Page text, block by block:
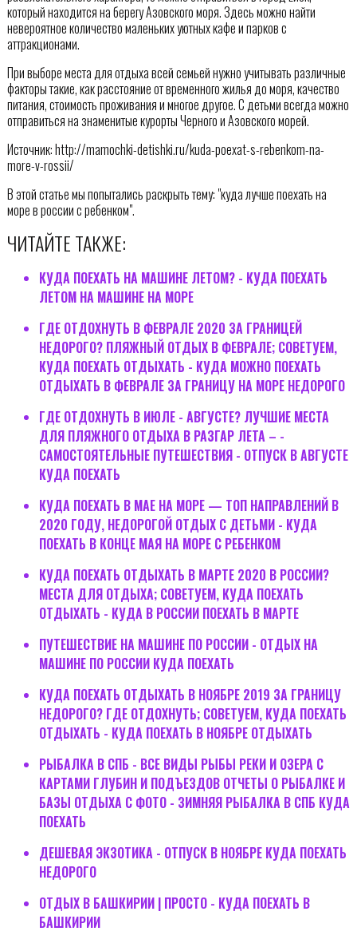
который находится на берегу Азовского моря. Здесь можно найти
невероятное количество маленьких уютных кафе и парков с
аттракционами.
При выборе места для отдыха всей семьей нужно учитывать различные
факторы такие, как расстояние от временного жилья до моря, качество
питания, стоимость проживания и многое другое. С детьми всегда можно
отправиться на знаменитые курорты Черного и Азовского морей.
Источник: http://mamochki-detishki.ru/kuda-poexat-s-rebenkom-na-
more-v-rossii/
В этой статье мы попытались раскрыть тему: "куда лучше поехать на
море в россии с ребенком".
ЧИТАЙТЕ ТАКЖЕ:
КУДА ПОЕХАТЬ НА МАШИНЕ ЛЕТОМ? - КУДА ПОЕХАТЬ
ЛЕТОМ НА МАШИНЕ НА МОРЕ
ГДЕ ОТДОХНУТЬ В ФЕВРАЛЕ 2020 ЗА ГРАНИЦЕЙ
НЕДОРОГО? ПЛЯЖНЫЙ ОТДЫХ В ФЕВРАЛЕ; СОВЕТУЕМ,
КУДА ПОЕХАТЬ ОТДЫХАТЬ - КУДА МОЖНО ПОЕХАТЬ
ОТДЫХАТЬ В ФЕВРАЛЕ ЗА ГРАНИЦУ НА МОРЕ НЕДОРОГО
ГДЕ ОТДОХНУТЬ В ИЮЛЕ - АВГУСТЕ? ЛУЧШИЕ МЕСТА
ДЛЯ ПЛЯЖНОГО ОТДЫХА В РАЗГАР ЛЕТА – -
САМОСТОЯТЕЛЬНЫЕ ПУТЕШЕСТВИЯ - ОТПУСК В АВГУСТЕ
КУДА ПОЕХАТЬ
КУДА ПОЕХАТЬ В МАЕ НА МОРЕ — ТОП НАПРАВЛЕНИЙ В
2020 ГОДУ, НЕДОРОГОЙ ОТДЫХ С ДЕТЬМИ - КУДА
ПОЕХАТЬ В КОНЦЕ МАЯ НА МОРЕ С РЕБЕНКОМ
КУДА ПОЕХАТЬ ОТДЫХАТЬ В МАРТЕ 2020 В РОССИИ?
МЕСТА ДЛЯ ОТДЫХА; СОВЕТУЕМ, КУДА ПОЕХАТЬ
ОТДЫХАТЬ - КУДА В РОССИИ ПОЕХАТЬ В МАРТЕ
ПУТЕШЕСТВИЕ НА МАШИНЕ ПО РОССИИ - ОТДЫХ НА
МАШИНЕ ПО РОССИИ КУДА ПОЕХАТЬ
КУДА ПОЕХАТЬ ОТДЫХАТЬ В НОЯБРЕ 2019 ЗА ГРАНИЦУ
НЕДОРОГО? ГДЕ ОТДОХНУТЬ; СОВЕТУЕМ, КУДА ПОЕХАТЬ
ОТДЫХАТЬ - КУДА ПОЕХАТЬ В НОЯБРЕ ОТДЫХАТЬ
РЫБАЛКА В СПБ - ВСЕ ВИДЫ РЫБЫ РЕКИ И ОЗЕРА С
КАРТАМИ ГЛУБИН И ПОДЪЕЗДОВ ОТЧЕТЫ О РЫБАЛКЕ И
БАЗЫ ОТДЫХА С ФОТО - ЗИМНЯЯ РЫБАЛКА В СПБ КУДА
ПОЕХАТЬ
ДЕШЕВАЯ ЭКЗОТИКА - ОТПУСК В НОЯБРЕ КУДА ПОЕХАТЬ
НЕДОРОГО
ОТДЫХ В БАШКИРИИ | ПРОСТО - КУДА ПОЕХАТЬ В
БАШКИРИИ